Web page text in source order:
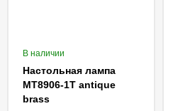
В наличии
Настольная лампа
MT8906-1T antique
brass